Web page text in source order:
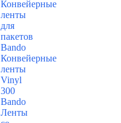
Конвейерные
ленты
для
пакетов
Bando
Конвейерные
ленты
Vinyl
300
Bando
Ленты